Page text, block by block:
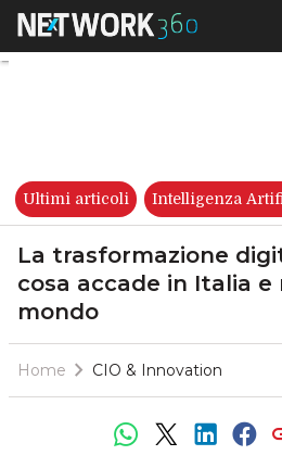
La
Ultimi articoli Intelligenza
La trasformazione
cosa accade in Italia
mondo
Home CIO & Innovation